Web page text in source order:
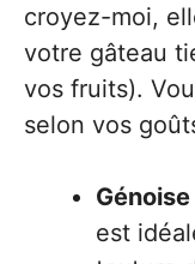
croyez-moi,
votre gâteau
vos fruits).
selon vos
Génoise
est